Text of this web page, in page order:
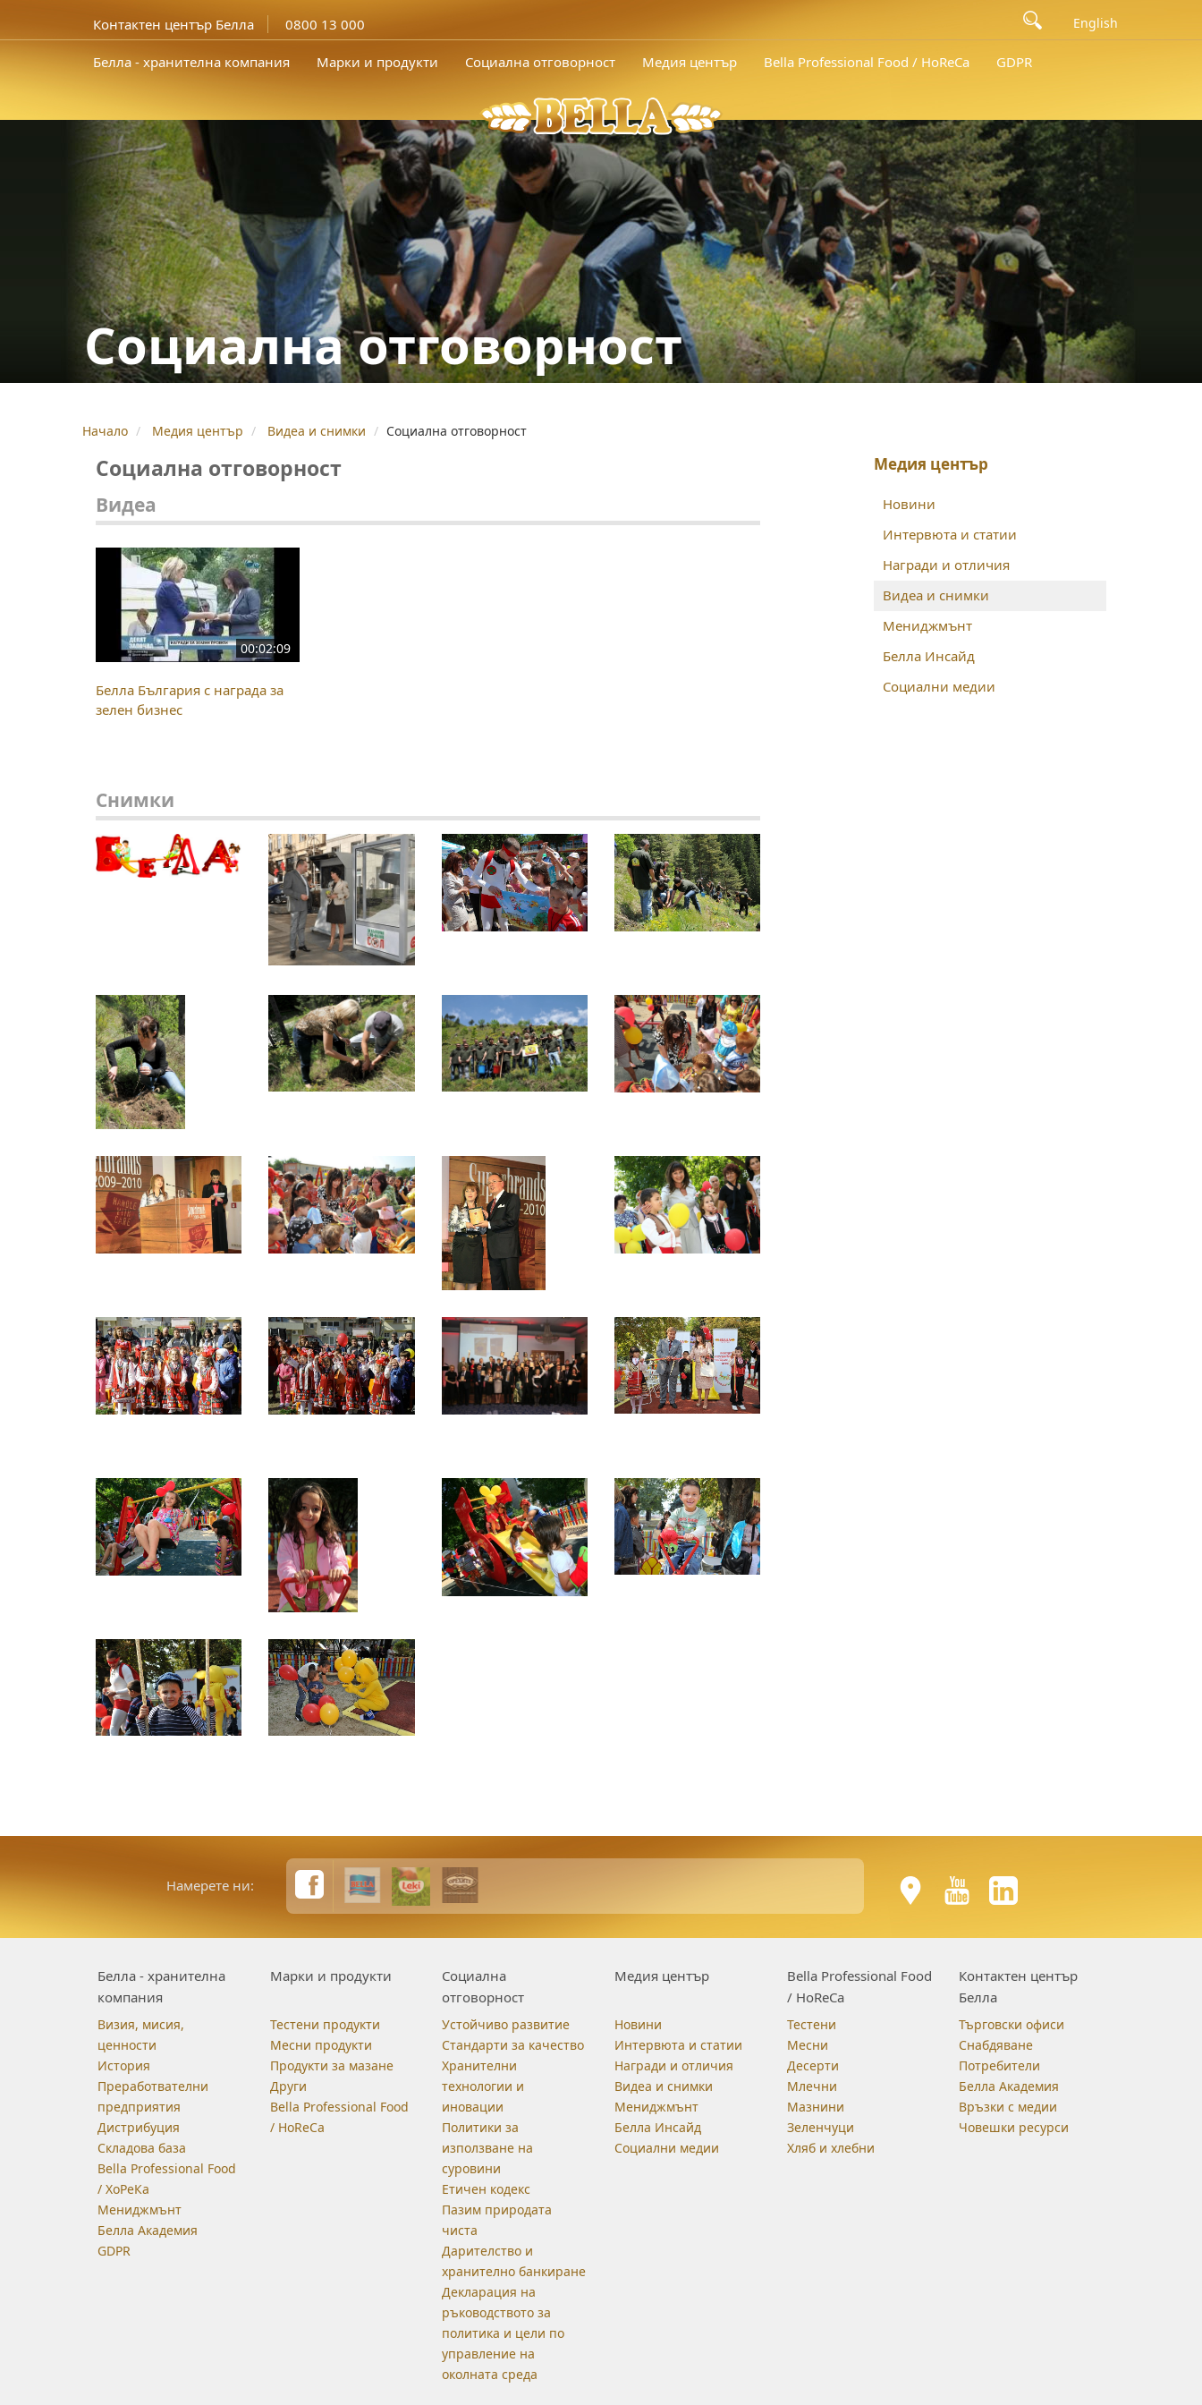
Контактен център Белла 0800 13 000 English
Белла - хранителна компания Марки и продукти Социална отговорност Медия център Bella Professional Food / HoReCa GDPR
Социална отговорност
Начало Медия център Видеа и снимки Социална отговорност
Социална отговорност
Видеа
00:02:09
Белла България с награда за
зелен бизнес
Снимки
Медия център
Новини
Интервюта и статии
Награди и отличия
Видеа и снимки
Мениджмънт
Белла Инсайд
Социални медии
Намерете ни:
Белла - хранителна
компания
Визия, мисия,
ценности
История
Преработвателни
предприятия
Дистрибуция
Складова база
Bella Professional Food
/ ХоРеКа
Мениджмънт
Белла Академия
GDPR
Марки и продукти
Тестени продукти
Месни продукти
Продукти за мазане
Други
Bella Professional Food
/ HoReCa
Социална
отговорност
Устойчиво развитие
Стандарти за качество
Хранителни
технологии и
иновации
Политики за
използване на
суровини
Етичен кодекс
Пазим природата
чиста
Дарителство и
хранително банкиране
Декларация на
ръководството за
политика и цели по
управление на
околната среда
Медия център
Новини
Интервюта и статии
Награди и отличия
Видеа и снимки
Мениджмънт
Белла Инсайд
Социални медии
Bella Professional Food
/ HoReCa
Тестени
Месни
Десерти
Млечни
Мазнини
Зеленчуци
Хляб и хлебни
Контактен център
Белла
Търговски офиси
Снабдяване
Потребители
Белла Академия
Връзки с медии
Човешки ресурси